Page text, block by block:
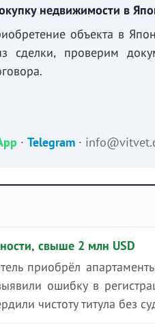
недвижимости в
объекта в
сделки, проверим
· Telegram ·
свыше 2 млн USD
приобрёл
ошибку в
чистоту титула без